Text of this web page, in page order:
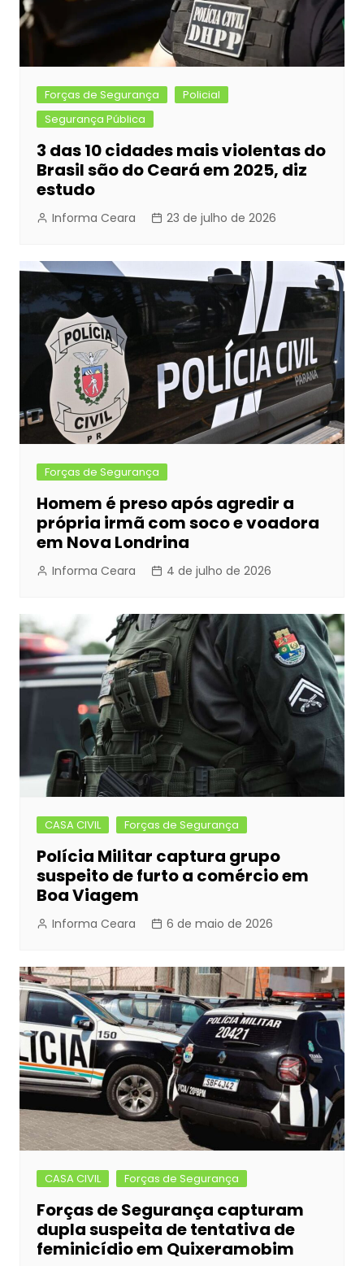
Forças de Segurança
Policial
Segurança Pública
3 das 10 cidades mais violentas do
Brasil são do Ceará em 2025, diz
estudo
Informa Ceara 23 de julho de 2026
Forças de Segurança
Homem é preso após agredir a
própria irmã com soco e voadora
em Nova Londrina
Informa Ceara 4 de julho de 2026
CASA CIVIL Forças de Segurança
Polícia Militar captura grupo
suspeito de furto a comércio em
Boa Viagem
Informa Ceara 6 de maio de 2026
CASA CIVIL Forças de Segurança
Forças de Segurança capturam
dupla suspeita de tentativa de
feminicídio em Quixeramobim